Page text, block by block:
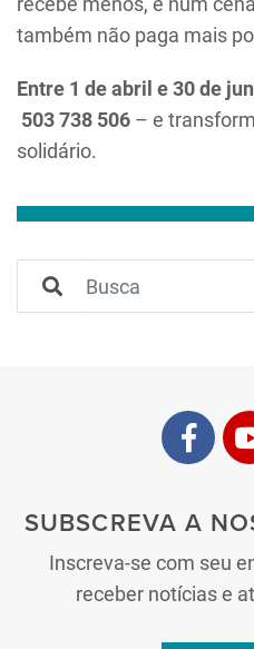
também não paga mais
Entre 1 de abril e 30 de
503 738 506 – e
solidário.
SUBSCREVA A
Inscreva-se com seu
receber notícias e